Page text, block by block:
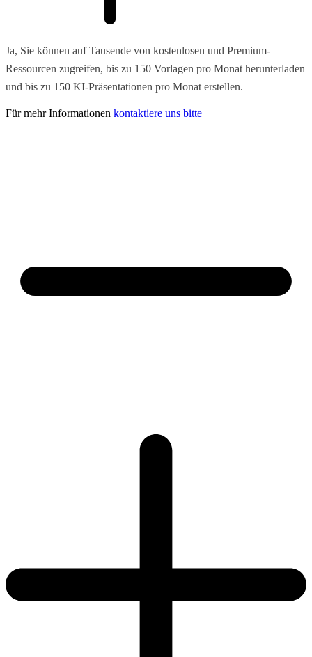
Ja, Sie können auf Tausende von kostenlosen und Premium-
Ressourcen zugreifen, bis zu 150 Vorlagen pro Monat herunterladen
und bis zu 150 KI-Präsentationen pro Monat erstellen.
Für mehr Informationen kontaktiere uns bitte